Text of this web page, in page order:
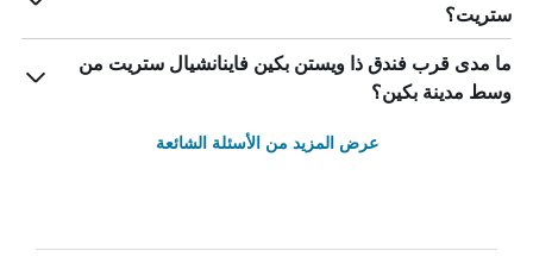
ستريت؟
ما مدى قرب فندق ذا ويستن بكين فاينانشيال ستريت من
وسط مدينة بكين؟
عرض المزيد من الأسئلة الشائعة